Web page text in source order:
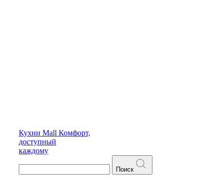
Кухни Mall Комфорт,
доступный
каждому
Поиск